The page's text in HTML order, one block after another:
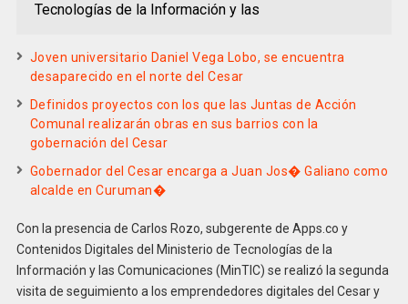
Tecnologías de la Información y las
Joven universitario Daniel Vega Lobo, se encuentra
desaparecido en el norte del Cesar
Definidos proyectos con los que las Juntas de Acción
Comunal realizarán obras en sus barrios con la
gobernación del Cesar
Gobernador del Cesar encarga a Juan Jos� Galiano como
alcalde en Curuman�
Con la presencia de Carlos Rozo, subgerente de Apps.co y
Contenidos Digitales del Ministerio de Tecnologías de la
Información y las Comunicaciones (MinTIC) se realizó la segunda
visita de seguimiento a los emprendedores digitales del Cesar y